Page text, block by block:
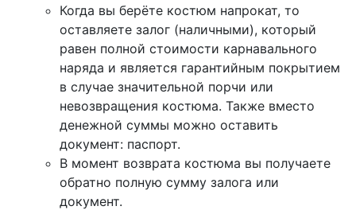
Когда вы берёте костюм напрокат, то
оставляете залог (наличными), который
равен полной стоимости карнавального
наряда и является гарантийным покрытием
в случае значительной порчи или
невозвращения костюма. Также вместо
денежной суммы можно оставить
документ: паспорт.
В момент возврата костюма вы получаете
обратно полную сумму залога или
документ.